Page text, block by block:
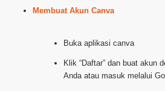
Membuat Akun Canva
Buka aplikasi canva
Klik “Daftar” dan buat akun
Anda atau masuk melalui